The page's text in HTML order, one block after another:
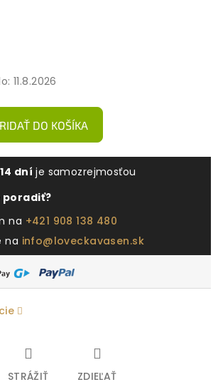
11.8.2026
DO KOŠÍKA
dní je samozrejmosťou
na +421 908 138 480
na info@loveckavasen.sk
STRÁŽIŤ ZDIEĽAŤ